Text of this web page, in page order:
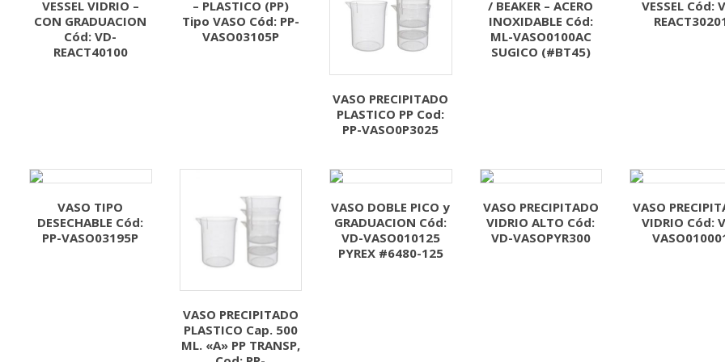
VESSEL VIDRIO –
CON GRADUACION
Cód: VD-
REACT40100
– PLASTICO (PP)
Tipo VASO Cód: PP-
VASO03105P
VASO PRECIPITADO
PLASTICO PP Cod:
PP-VASO0P3025
/ BEAKER – ACERO
INOXIDABLE Cód:
ML-VASO0100AC
SUGICO (#BT45)
VESSEL Cód:
VASO TIPO
DESECHABLE Cód:
PP-VASO03195P
VASO PRECIPITADO
PLASTICO Cap. 500
ML. «A» PP TRANSP,
VASO DOBLE PICO y
GRADUACION Cód:
VD-VASO010125
PYREX #6480-125
VASO PRECIPITADO
VIDRIO ALTO Cód:
VD-VASOPYR300
VASO
VIDRIO Cód: